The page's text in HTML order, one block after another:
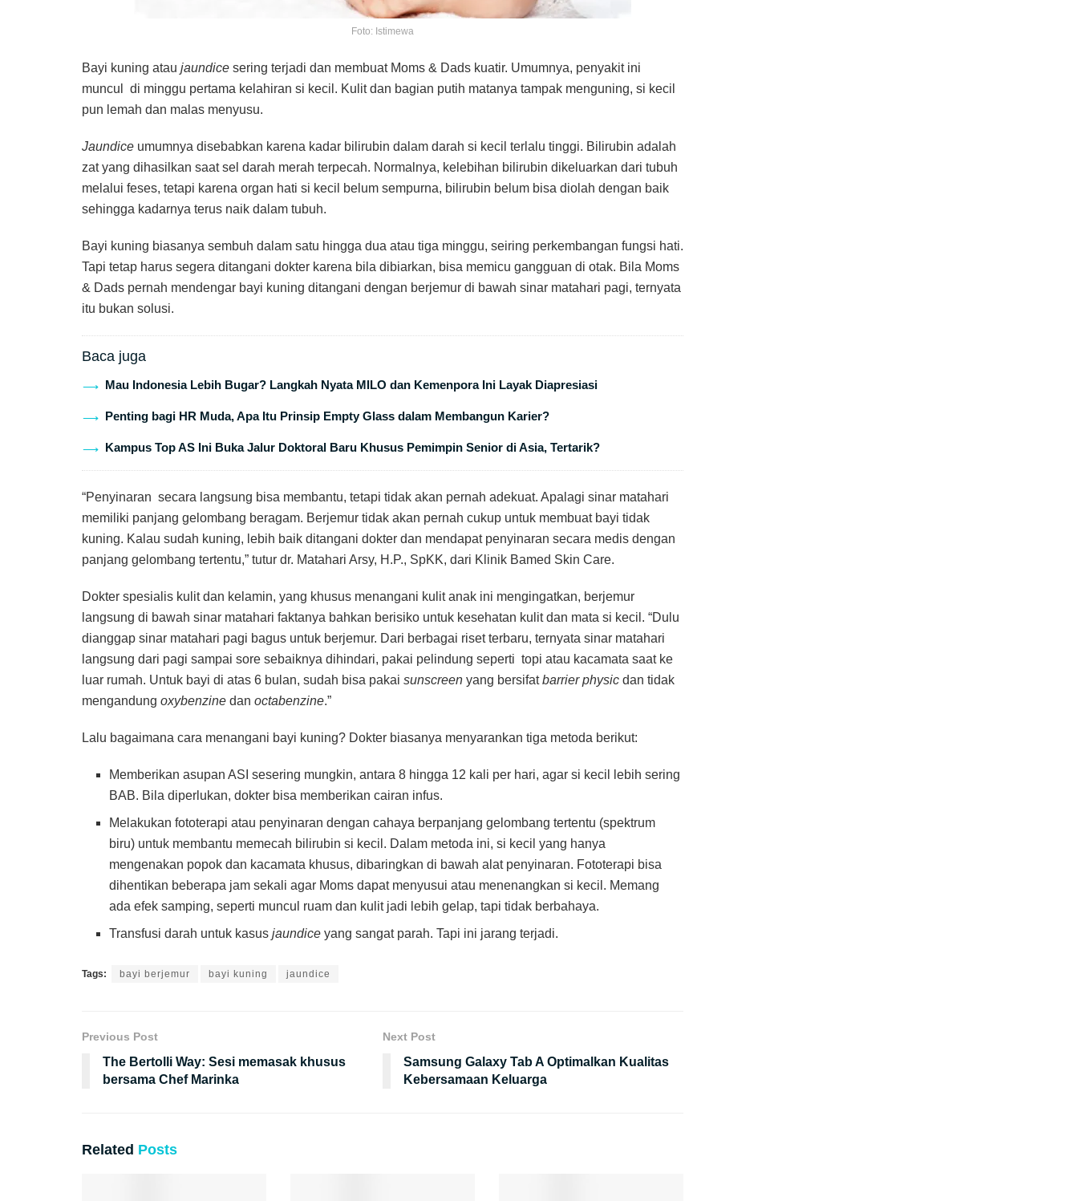
Foto: Istimewa
Bayi kuning atau jaundice sering terjadi dan membuat Moms & Dads kuatir. Umumnya, penyakit ini
muncul di minggu pertama kelahiran si kecil. Kulit dan bagian putih matanya tampak menguning, si kecil
pun lemah dan malas menyusu.
Jaundice umumnya disebabkan karena kadar bilirubin dalam darah si kecil terlalu tinggi. Bilirubin adalah
zat yang dihasilkan saat sel darah merah terpecah. Normalnya, kelebihan bilirubin dikeluarkan dari tubuh
melalui feses, tetapi karena organ hati si kecil belum sempurna, bilirubin belum bisa diolah dengan baik
sehingga kadarnya terus naik dalam tubuh.
Bayi kuning biasanya sembuh dalam satu hingga dua atau tiga minggu, seiring perkembangan fungsi hati.
Tapi tetap harus segera ditangani dokter karena bila dibiarkan, bisa memicu gangguan di otak. Bila Moms
& Dads pernah mendengar bayi kuning ditangani dengan berjemur di bawah sinar matahari pagi, ternyata
itu bukan solusi.
Baca juga
Mau Indonesia Lebih Bugar? Langkah Nyata MILO dan Kemenpora Ini Layak Diapresiasi
Penting bagi HR Muda, Apa Itu Prinsip Empty Glass dalam Membangun Karier?
Kampus Top AS Ini Buka Jalur Doktoral Baru Khusus Pemimpin Senior di Asia, Tertarik?
“Penyinaran secara langsung bisa membantu, tetapi tidak akan pernah adekuat. Apalagi sinar matahari
memiliki panjang gelombang beragam. Berjemur tidak akan pernah cukup untuk membuat bayi tidak
kuning. Kalau sudah kuning, lebih baik ditangani dokter dan mendapat penyinaran secara medis dengan
panjang gelombang tertentu,” tutur dr. Matahari Arsy, H.P., SpKK, dari Klinik Bamed Skin Care.
Dokter spesialis kulit dan kelamin, yang khusus menangani kulit anak ini mengingatkan, berjemur
langsung di bawah sinar matahari faktanya bahkan berisiko untuk kesehatan kulit dan mata si kecil. “Dulu
dianggap sinar matahari pagi bagus untuk berjemur. Dari berbagai riset terbaru, ternyata sinar matahari
langsung dari pagi sampai sore sebaiknya dihindari, pakai pelindung seperti topi atau kacamata saat ke
luar rumah. Untuk bayi di atas 6 bulan, sudah bisa pakai sunscreen yang bersifatbarrier physic dan tidak
mengandung oxybenzine dan octabenzine.”
Lalu bagaimana cara menangani bayi kuning? Dokter biasanya menyarankan tiga metoda berikut:
Memberikan asupan ASI sesering mungkin, antara 8 hingga 12 kali per hari, agar si kecil lebih sering
BAB. Bila diperlukan, dokter bisa memberikan cairan infus.
Melakukan fototerapi atau penyinaran dengan cahaya berpanjang gelombang tertentu (spektrum
biru) untuk membantu memecah bilirubin si kecil. Dalam metoda ini, si kecil yang hanya
mengenakan popok dan kacamata khusus, dibaringkan di bawah alat penyinaran. Fototerapi bisa
dihentikan beberapa jam sekali agar Moms dapat menyusui atau menenangkan si kecil. Memang
ada efek samping, seperti muncul ruam dan kulit jadi lebih gelap, tapi tidak berbahaya.
Transfusi darah untuk kasusjaundice yang sangat parah. Tapi ini jarang terjadi.
Tags: bayi berjemur bayi kuning jaundice
Previous Post
The Bertolli Way: Sesi memasak khusus
bersama Chef Marinka
Next Post
Samsung Galaxy Tab A Optimalkan Kualitas
Kebersamaan Keluarga
Related Posts